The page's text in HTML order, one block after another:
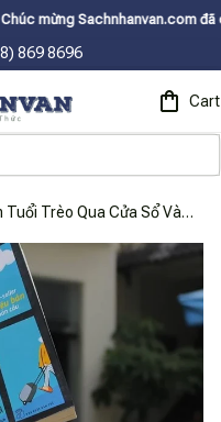
Sachnhanvan.com đã có mặt
869 8696
Cart
Tuổi Trèo Qua Cửa Sổ Và